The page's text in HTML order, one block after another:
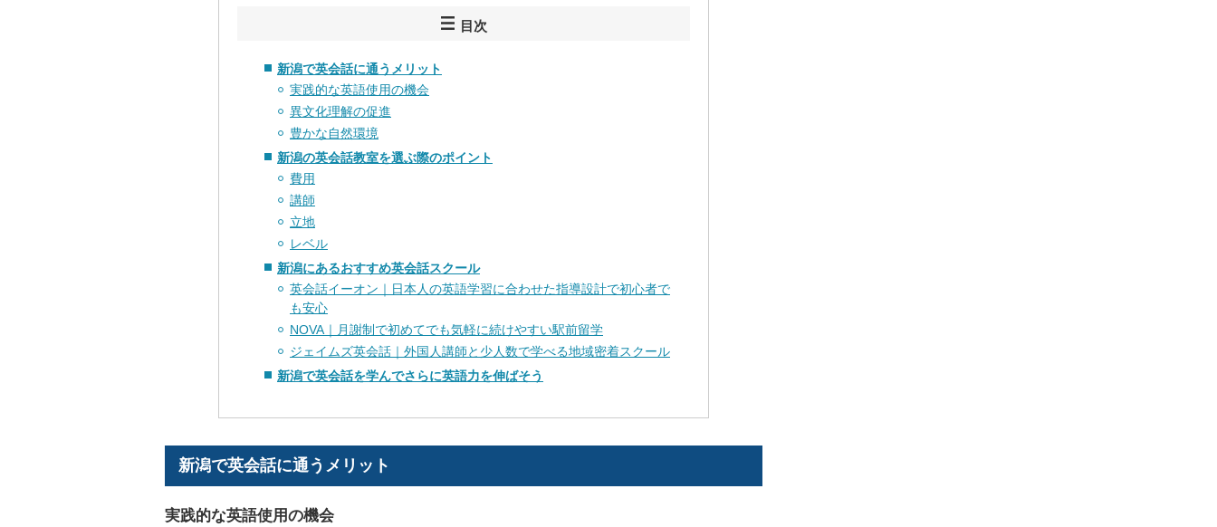
目次
新潟で英会話に通うメリット
実践的な英語使用の機会
異文化理解の促進
豊かな自然環境
新潟の英会話教室を選ぶ際のポイント
費用
講師
立地
レベル
新潟にあるおすすめ英会話スクール
英会話イーオン｜日本人の英語学習に合わせた指導設計で初心者で
も安心
NOVA｜月謝制で初めてでも気軽に続けやすい駅前留学
ジェイムズ英会話｜外国人講師と少人数で学べる地域密着スクール
新潟で英会話を学んでさらに英語力を伸ばそう
新潟で英会話に通うメリット
実践的な英語使用の機会